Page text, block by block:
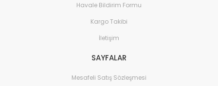
Havale Bildirim Formu
Kargo Takibi
İletişim
SAYFALAR
Mesafeli Satış Sözleşmesi